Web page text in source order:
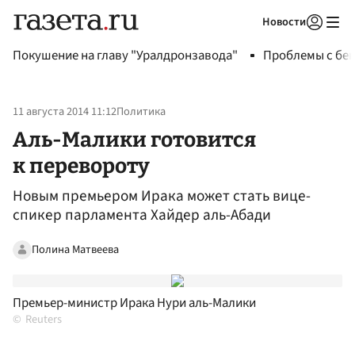
Новости
Покушение на главу "Уралдронзавода" Проблемы с
11 августа 2014 11:12Политика
Аль-Малики готовится
к перевороту
Новым премьером Ирака может стать вице-
спикер парламента Хайдер аль-Абади
Полина Матвеева
Премьер-министр Ирака Нури аль-Малики
Reuters